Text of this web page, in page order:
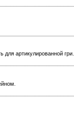
для артикулированной гри.